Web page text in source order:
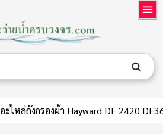
อะไหล่ถังกรองผ้า Hayward DE 2420